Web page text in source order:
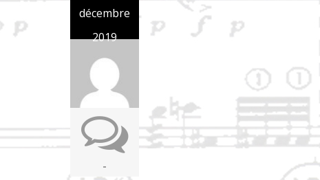
décembre
2019
-